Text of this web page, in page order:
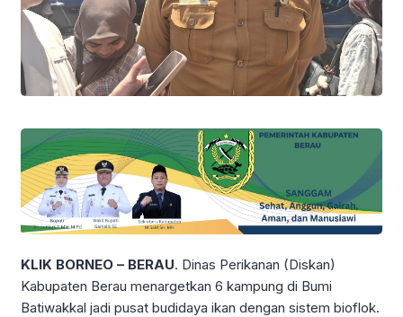
KLIK BORNEO – BERAU. Dinas Perikanan (Diskan)
Kabupaten Berau menargetkan 6 kampung di Bumi
Batiwakkal jadi pusat budidaya ikan dengan sistem bioflok.